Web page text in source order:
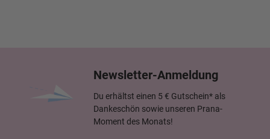
Newsletter-Anmeldung
Du erhältst einen 5 € Gutschein* als
Dankeschön sowie unseren Prana-
Moment des Monats!